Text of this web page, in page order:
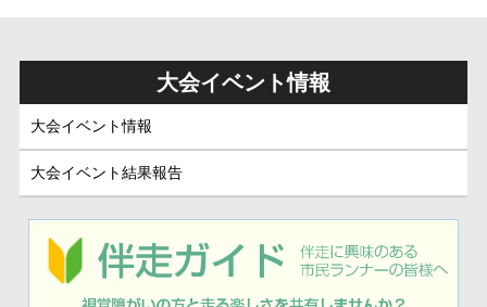
大会イベント情報
大会イベント情報
大会イベント結果報告